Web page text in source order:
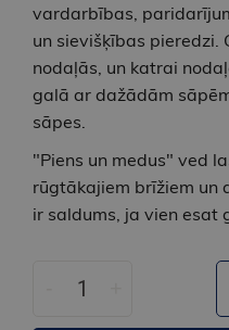
vardarbības,
un sievišķības
nodaļās, un katrai
galā ar dažādām
sāpes.
"Piens un medus" ved
rūgtākajiem brīžiem un
ir saldums, ja vien esat